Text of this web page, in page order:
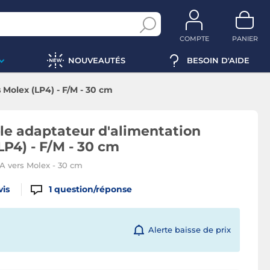
COMPTE PANIER
NOUVEAUTÉS BESOIN D'AIDE
(LP4) - F/M - 30 cm
adaptateur d'alimentation
- F/M - 30 cm
vers Molex - 30 cm
1 question/réponse
Alerte baisse de prix